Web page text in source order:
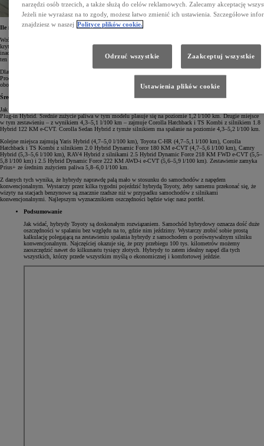
Ile naprawdę pali hybryda
Wróćmy do spalania. Dotychczas producent podawał wartość uzyskaną w warunkach idealnych. Wielu
krytyków uważało, że to nierealne uzyskać takie spalanie podczas codziennej jazdy. Każdy kierowca jeździ
inaczej. Dodatkowo dochodzą warunki drogowe, natężenie ruchu i inne czynniki, które mogą mieć wpływ na
ten czynnik.
Dlatego też ostatnio opracowano nową metodą badawczą – WLTP (Worldwide Harmonised Light Vehicles Test
Procedure). Dostarcza ona bardziej realistycznych danych na temat emisji spalin i zużycia paliwa niż
obowiązująca dotychczas metoda NEDC.
Średnie spalanie hybryd Toyoty
Jak wynika z najnowszych badań WLTP, najniższym spalaniem wśród hybryd Toyoty charakteryzuje się Prius
Plug-in Hybrid. Średnie zużycie paliwa w tym modelu plasuje się na poziomie 1,2 l/100 km. Drugie miejsce
w tym zestawieniu – z wynikiem 4,3–5,1 l/100 km – zajmuje Corolla Hatchback i TS Kombi z silnikiem 1.8
Hybrid 122 KM e-CVT. Corolla Sedan Hybrid z tymże silnikiem ma spalanie na poziomie 4,3–5,2 l/100 km.
Kolejne miejsca zajmują Yaris Hybrid (4,7–5,0 l/100 km), Toyota C-HR (4,7–5,1 l/100 km), Corolla
Hatchback i TS Kombi z silnikiem 2.0 Hybrid Dynamic Force 180 KM e-CVT (4,7–5,6 l/100 km), Camry
Hybrid (5,3–5,6 l/100 km), RAV4 Hybrid z silnikami 2.5 Hybrid Dynamic Force 218 KM FWD e-CVT (5,5–
5,8 l/100 km) i 2.5 Hybrid Dynamic Force 222 KM AWD-i e-CVT (5,6–5,9 l/100 km). Zestawienie zamyka
Prius+ ze średnim zużyciem paliwa 5,8–6,0 l/100 km.
Z danych tych wynika, że hybrydy naprawdę palą mało w stosunku do samochodów z napędem
konwencjonalnym. Wystarczy przez kilka tygodni pojeździć hybrydą Toyoty, żeby samemu przekonać się, że
wizyty na stacjach benzynowe są znacznie rzadsze niż w przypadku samochodów z silnikami
konwencjonalnymi. Najlepszym wyznacznikiem oszczędności będzie więc nasz portfel.
Podsumowanie
Jak widać, hybrydy Toyoty są doskonałym rozwiązaniem. Samochód hybrydowy oznacza dość duże
oszczędności w spalaniu bez względu na to, gdzie nim jeździmy. Wystarczy zrobić sobie prostą
kalkulację polegającą na zestawieniu spalania hybrydy z samochodem o porównywalnym silniku
konwencjonalnym. Najczęściej okazuje się, że przy przebiegu 100 tys. kilometrów możemy
zaoszczędzić nawet do kilkunastu tysięcy złotych. Hybrydy to zatem idealny napęd dla tych
wszystkich, którzy przede wszystkim myślą o ekonomicznej i komfortowej jeździe.
narzędzi osób trzecich, a także służą do celów reklamowych. Zalecamy akceptację
Jeżeli nie wyrażasz na to zgody, możesz łatwo zmienić ich ustawienia. Szczegółowe
znajdziesz w naszej Polityce plików cookie.
Odrzuć wszystkie Zaakceptuj wszystkie
Ustawienia plików cookie